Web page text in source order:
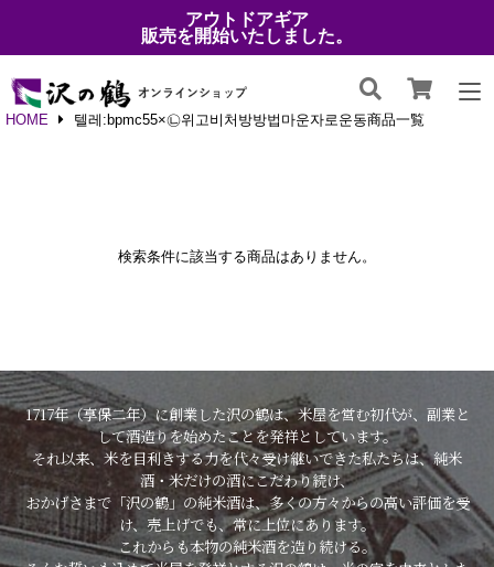
アウトドアギア
販売を開始いたしました。
HOME 텔레:bpmc55×㉡위고비처방방법마운자로운동商品一覧
検索条件に該当する商品はありません。
1717年（享保二年）に創業した沢の鶴は、米屋を営む初代が、副業と
して酒造りを始めたことを発祥としています。
それ以来、米を目利きする力を代々受け継いできた私たちは、純米
酒・米だけの酒にこだわり続け、
おかげさまで「沢の鶴」の純米酒は、多くの方々からの高い評価を受
け、売上げでも、常に上位にあります。
これからも本物の純米酒を造り続ける。